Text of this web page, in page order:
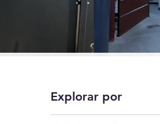
Explorar por